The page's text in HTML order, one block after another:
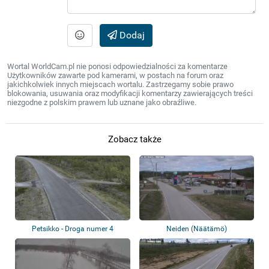
Dodaj
Wortal WorldCam.pl nie ponosi odpowiedzialności za komentarze
Użytkowników zawarte pod kamerami, w postach na forum oraz
jakichkolwiek innych miejscach wortalu. Zastrzegamy sobie prawo
blokowania, usuwania oraz modyfikacji komentarzy zawierających treści
niezgodne z polskim prawem lub uznane jako obraźliwe.
Zobacz także
Petsikko - Droga numer 4 Neiden (Näätämö)